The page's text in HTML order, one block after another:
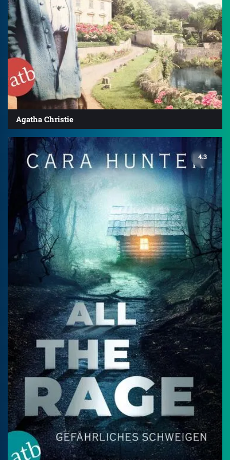
Agatha Christie
4.3